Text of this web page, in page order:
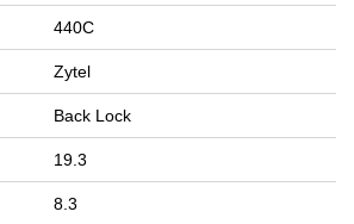
440С
Zytel
Back Lock
19.3
8.3